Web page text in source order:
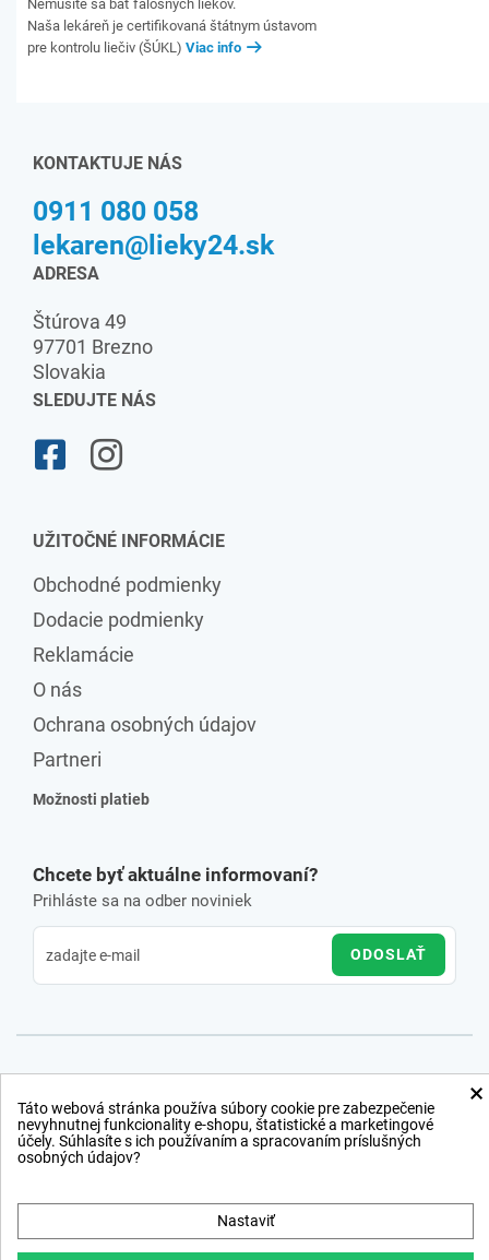
Nemusíte sa báť falošných liekov.
Naša lekáreň je certifikovaná štátnym ústavom
pre kontrolu liečiv (ŠÚKL) Viac info
KONTAKTUJE NÁS
0911 080 058
lekaren@lieky24.sk
ADRESA
Štúrova 49
97701 Brezno
Slovakia
SLEDUJTE NÁS
UŽITOČNÉ INFORMÁCIE
Obchodné podmienky
Dodacie podmienky
Reklamácie
O nás
Ochrana osobných údajov
Partneri
Možnosti platieb
Chcete byť aktuálne informovaní?
Prihláste sa na odber noviniek
ODOSLAŤ
×
Táto webová stránka používa súbory cookie pre zabezpečenie
nevyhnutnej funkcionality e-shopu, štatistické a marketingové
účely. Súhlasíte s ich používaním a spracovaním príslušných
osobných údajov?
Nastaviť